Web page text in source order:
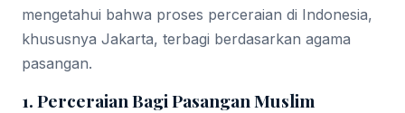
mengetahui bahwa proses perceraian di Indonesia,
khususnya Jakarta, terbagi berdasarkan agama
pasangan.
1. Perceraian Bagi Pasangan Muslim